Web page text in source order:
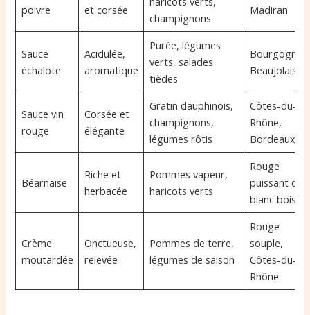
poivre
et corsée
champignons
Madiran
Sauce
échalote
Acidulée,
aromatique
Purée, légumes
verts, salades
tièdes
Bourgogne,
Beaujolais
Sauce vin
rouge
Corsée et
élégante
Gratin dauphinois,
champignons,
légumes rôtis
Côtes-du-
Rhône,
Bordeaux
Béarnaise
Riche et
herbacée
Pommes vapeur,
haricots verts
Rouge
puissant ou
blanc boisé
Crème
moutardée
Onctueuse,
relevée
Pommes de terre,
légumes de saison
Rouge
souple,
Côtes-du-
Rhône